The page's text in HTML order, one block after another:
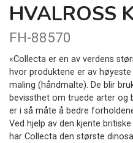
HVALROSS
FH-88570
«Collecta er en av verdens
hvor produktene er av
maling (håndmalte). De blir
bevissthet om truede arter og
er i så måte å bedre
Ved hjelp av den kjente
har Collecta den største